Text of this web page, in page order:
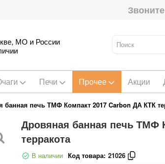
МО и России
Печи Прочее Акции
банная печь ТМФ Компакт 2017 Carbon ДА КТК
Дровяная банная печь ТМФ
терракота
В наличии Код товара: 21026